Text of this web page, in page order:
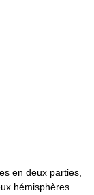
en deux parties,
hémisphères